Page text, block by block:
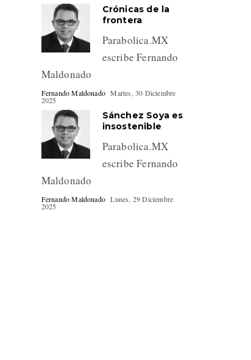
Crónicas de la
frontera
Parabolica.MX
escribe Fernando
Maldonado
Fernando Maldonado Martes, 30 Diciembre
2025
Sánchez Soya es
insostenible
Parabolica.MX
escribe Fernando
Maldonado
Fernando Maldonado Lunes, 29 Diciembre
2025